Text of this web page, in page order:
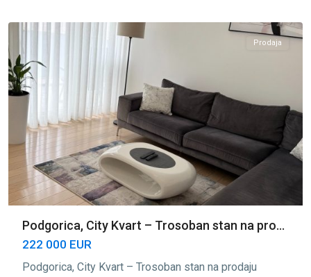
Prodaja
Podgorica, City Kvart – Trosoban stan na pro...
222 000 EUR
Podgorica, City Kvart – Trosoban stan na prodaju